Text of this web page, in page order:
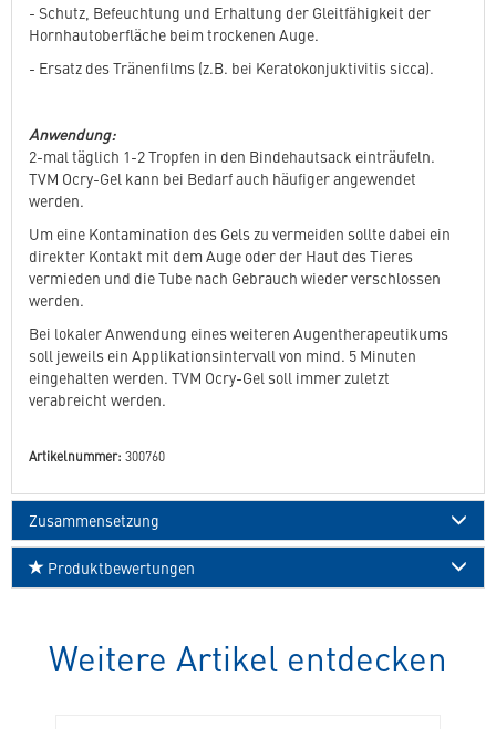
- Schutz, Befeuchtung und Erhaltung der Gleitfähigkeit der
Hornhautoberfläche beim trockenen Auge.
- Ersatz des Tränenfilms (z.B. bei Keratokonjuktivitis sicca).
Anwendung:
2-mal täglich 1-2 Tropfen in den Bindehautsack einträufeln.
TVM Ocry-Gel kann bei Bedarf auch häufiger angewendet
werden.
Um eine Kontamination des Gels zu vermeiden sollte dabei ein
direkter Kontakt mit dem Auge oder der Haut des Tieres
vermieden und die Tube nach Gebrauch wieder verschlossen
werden.
Bei lokaler Anwendung eines weiteren Augentherapeutikums
soll jeweils ein Applikationsintervall von mind. 5 Minuten
eingehalten werden. TVM Ocry-Gel soll immer zuletzt
verabreicht werden.
Artikelnummer: 300760
Zusammensetzung
Produktbewertungen
Weitere Artikel entdecken